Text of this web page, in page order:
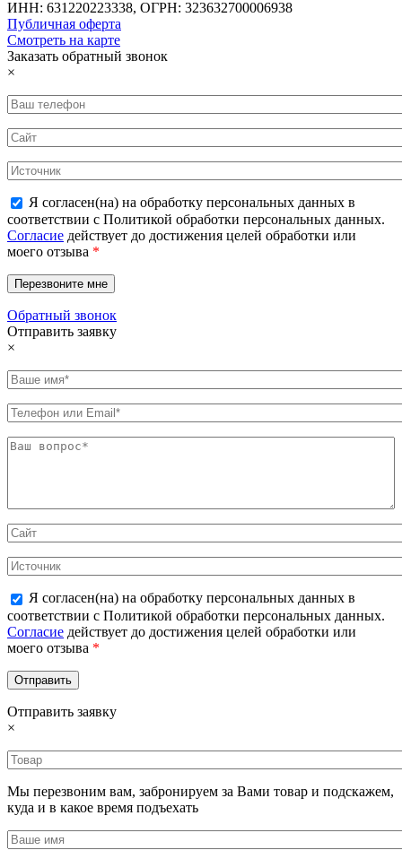
ИНН: 631220223338, ОГРН: 323632700006938
Публичная оферта
Смотреть на карте
Заказать обратный звонок
×
Я согласен(на) на обработку персональных данных в
соответствии с Политикой обработки персональных данных.
Согласие действует до достижения целей обработки или
моего отзыва *
Обратный звонок
Отправить заявку
×
Я согласен(на) на обработку персональных данных в
соответствии с Политикой обработки персональных данных.
Согласие действует до достижения целей обработки или
моего отзыва *
Отправить заявку
×
Мы перезвоним вам, забронируем за Вами товар и подскажем,
куда и в какое время подъехать